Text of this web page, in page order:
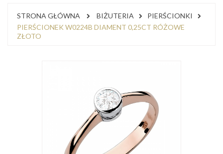
STRONA GŁÓWNA BIŻUTERIA
PIERŚCIONKI
PIERŚCIONEK W0224B DIAMENT 0,25CT RÓŻOWE
ZŁOTO